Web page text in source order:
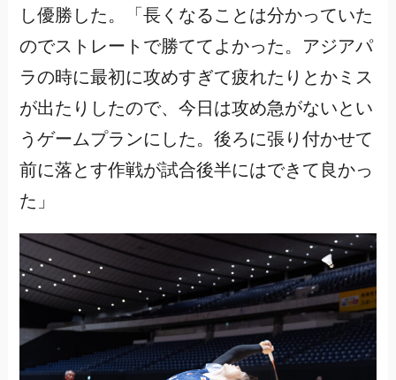
し優勝した。「長くなることは分かっていた
のでストレートで勝ててよかった。アジアパ
ラの時に最初に攻めすぎて疲れたりとかミス
が出たりしたので、今日は攻め急がないとい
うゲームプランにした。後ろに張り付かせて
前に落とす作戦が試合後半にはできて良かっ
た」